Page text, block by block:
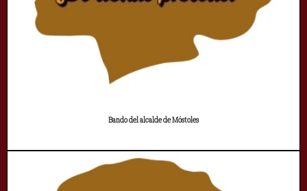
Bando del alcalde de Móstoles